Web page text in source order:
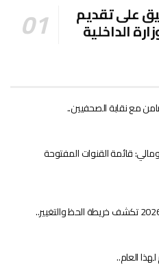
على تقديم
الداخلية
مع نقابة الصحفيين..
قائمة القنوات المفتوحة
العام..